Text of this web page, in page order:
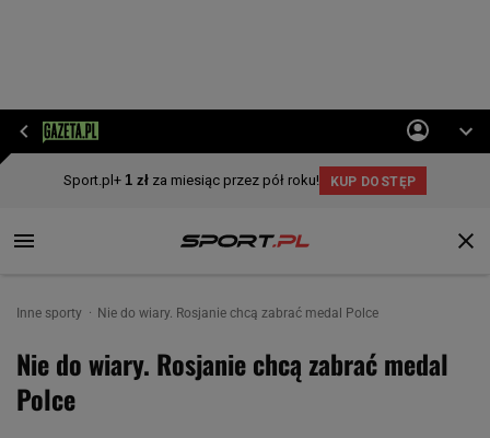
Inne sporty Nie do wiary. Rosjanie chcą zabrać medal Polce
Nie do wiary. Rosjanie chcą zabrać medal
Polce